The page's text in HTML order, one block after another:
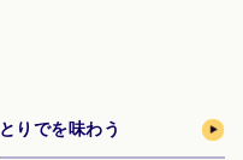
とりでを味わう